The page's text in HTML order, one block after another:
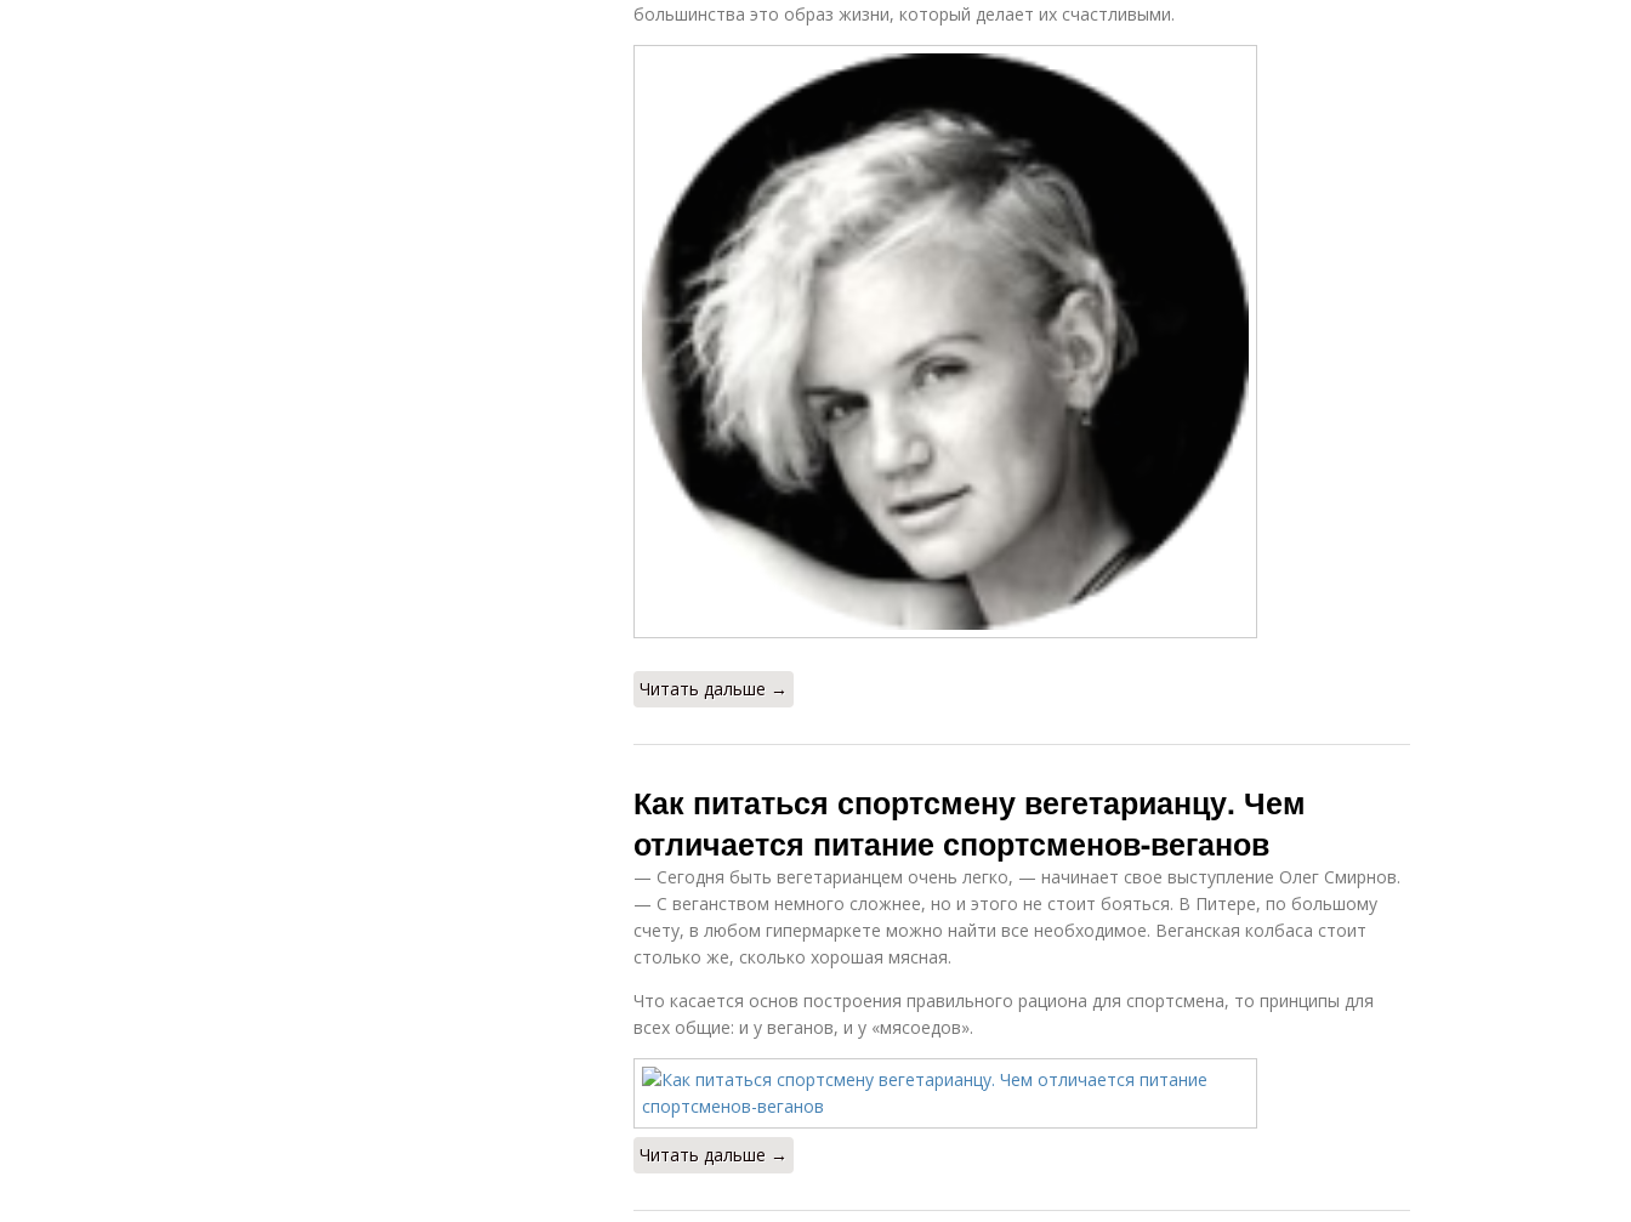
большинства это образ жизни, который делает их счастливыми.
Читать дальше →
Как питаться спортсмену вегетарианцу. Чем
отличается питание спортсменов-веганов
— Сегодня быть вегетарианцем очень легко, — начинает свое выступление Олег Смирнов.
— С веганством немного сложнее, но и этого не стоит бояться. В Питере, по большому
счету, в любом гипермаркете можно найти все необходимое. Веганская колбаса стоит
столько же, сколько хорошая мясная.
Что касается основ построения правильного рациона для спортсмена, то принципы для
всех общие: и у веганов, и у «мясоедов».
Читать дальше →